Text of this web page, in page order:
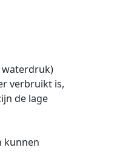
waterdruk)
verbruikt is,
de lage
kunnen